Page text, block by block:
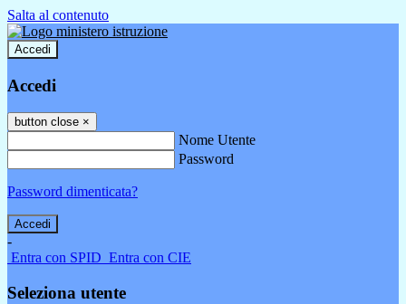
Salta al contenuto
Accedi
Accedi
button close ×
Nome Utente
Password
Password dimenticata?
-
Entra con SPID Entra con CIE
Seleziona utente